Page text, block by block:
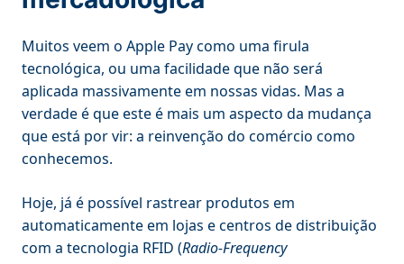
Muitos veem o Apple Pay como uma firula
tecnológica, ou uma facilidade que não será
aplicada massivamente em nossas vidas. Mas a
verdade é que este é mais um aspecto da mudança
que está por vir: a reinvenção do comércio como
conhecemos.
Hoje, já é possível rastrear produtos em
automaticamente em lojas e centros de distribuição
com a tecnologia RFID (Radio-Frequency